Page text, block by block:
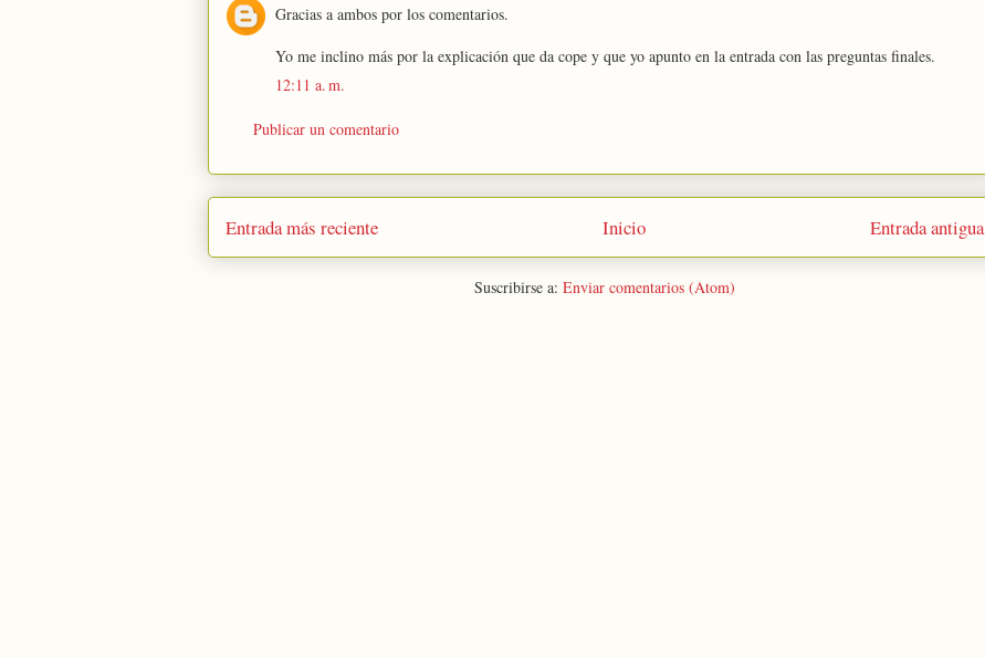
Gracias a ambos por los comentarios.
Yo me inclino más por la explicación que da cope y que yo apunto en la entrada con las preguntas finales.
12:11 a. m.
Publicar un comentario
Entrada más reciente Entrada antigua
Inicio
Suscribirse a: Enviar comentarios (Atom)